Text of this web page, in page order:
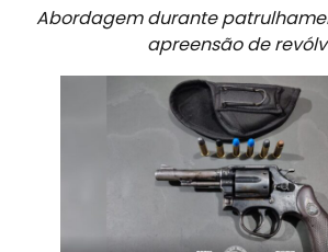
Abordagem durante
apreensão de